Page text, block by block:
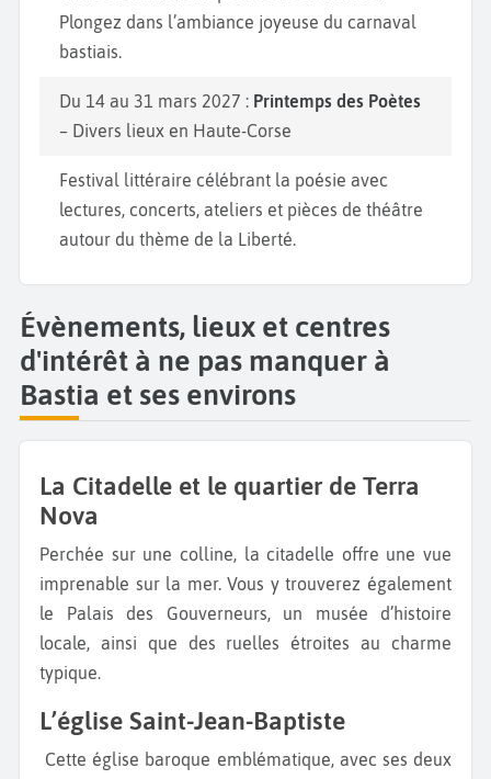
Plongez dans l’ambiance joyeuse du carnaval
bastiais.
Du 14 au 31 mars 2027 : Printemps des Poètes
– Divers lieux en Haute-Corse
Festival littéraire célébrant la poésie avec
lectures, concerts, ateliers et pièces de théâtre
autour du thème de la Liberté.
Évènements, lieux et centres
d'intérêt à ne pas manquer à
Bastia et ses environs
La Citadelle et le quartier de Terra
Nova
Perchée sur une colline, la citadelle offre une vue
imprenable sur la mer. Vous y trouverez également
le Palais des Gouverneurs, un musée d’histoire
locale, ainsi que des ruelles étroites au charme
typique.
L’église Saint-Jean-Baptiste
Cette église baroque emblématique, avec ses deux